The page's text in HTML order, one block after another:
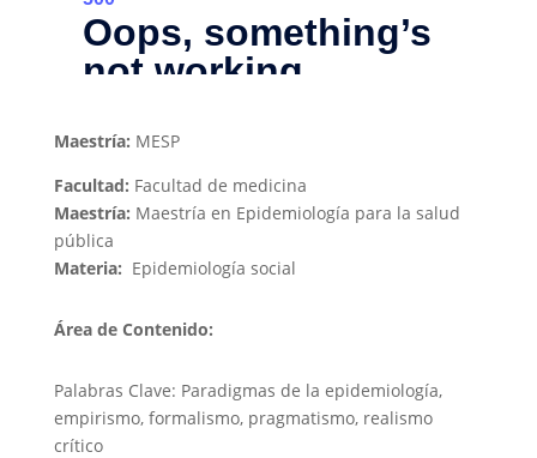
Maestría: MESP
Facultad: Facultad de medicina
Maestría: Maestría en Epidemiología para la salud
pública
Materia: Epidemiología social
Área de Contenido:
Palabras Clave: Paradigmas de la epidemiología,
empirismo, formalismo, pragmatismo, realismo
crítico